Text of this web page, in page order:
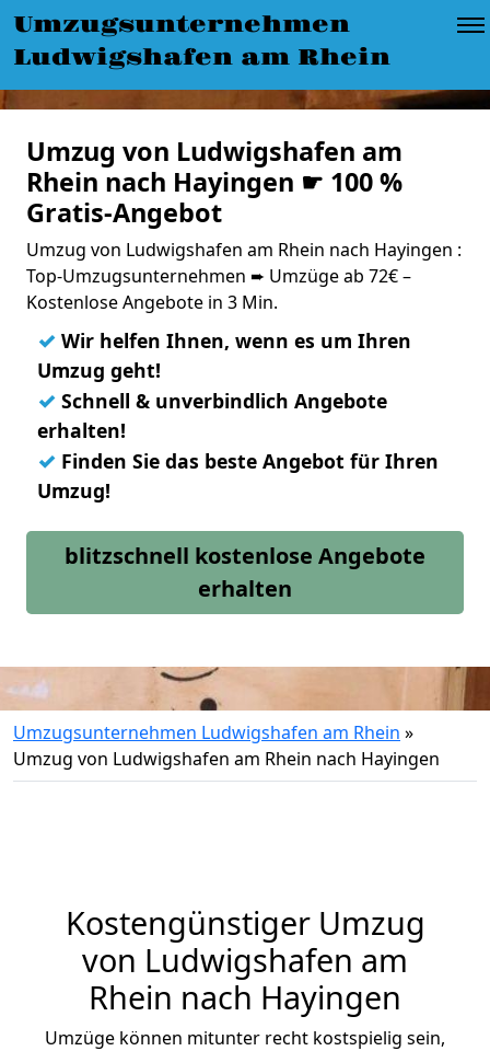
Umzugsunternehmen
Ludwigshafen am Rhein
Umzug von Ludwigshafen am
Rhein nach Hayingen ☛ 100 %
Gratis-Angebot
Umzug von Ludwigshafen am Rhein nach Hayingen :
Top-Umzugsunternehmen ➨ Umzüge ab 72€ –
Kostenlose Angebote in 3 Min.
✓ Wir helfen Ihnen, wenn es um Ihren
Umzug geht!
✓ Schnell & unverbindlich Angebote
erhalten!
✓ Finden Sie das beste Angebot für Ihren
Umzug!
blitzschnell kostenlose Angebote
erhalten
Umzugsunternehmen Ludwigshafen am Rhein »
Umzug von Ludwigshafen am Rhein nach Hayingen
Kostengünstiger Umzug
von Ludwigshafen am
Rhein nach Hayingen
Umzüge können mitunter recht kostspielig sein,